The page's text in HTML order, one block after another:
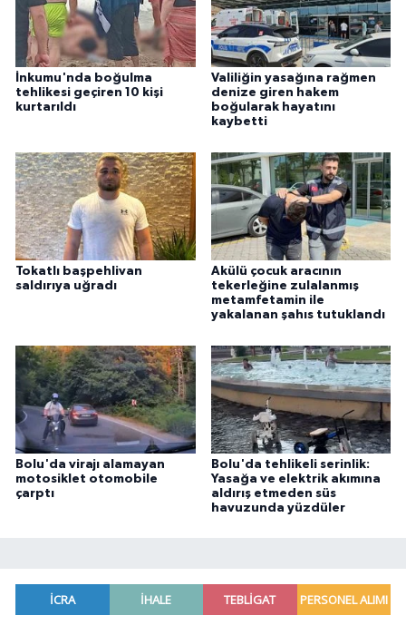
İnkumu'nda boğulma
tehlikesi geçiren 10 kişi
kurtarıldı
Valiliğin yasağına rağmen
denize giren hakem
boğularak hayatını
kaybetti
Tokatlı başpehlivan
saldırıya uğradı
Akülü çocuk aracının
tekerleğine zulalanmış
metamfetamin ile
yakalanan şahıs tutuklandı
Bolu'da virajı alamayan
motosiklet otomobile
çarptı
Bolu'da tehlikeli serinlik:
Yasağa ve elektrik akımına
aldırış etmeden süs
havuzunda yüzdüler